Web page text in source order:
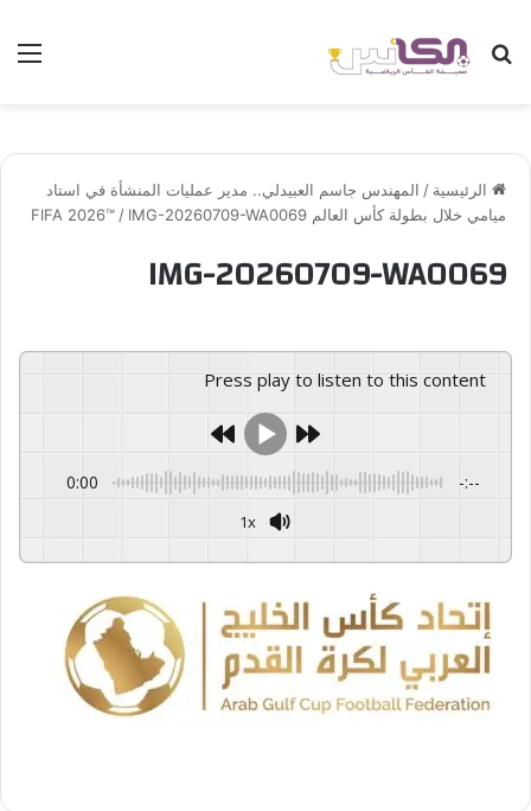
بحث عن
الرئيسية / المهندس جاسم العبيدلي.. مدير عمليات المنشأة في استاد
ميامي خلال بطولة كأس العالم FIFA 2026™️
/ IMG-20260709-WA0069
IMG-20260709-WA0069
Press play to listen to this content
0:00 -:--
1x